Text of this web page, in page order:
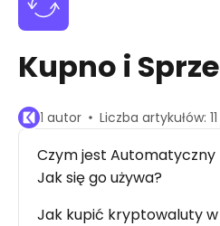
Kupno i
1 autor Liczba artykułów: 11
Czym jest Automatyczny
Jak się go używa?
Jak kupić kryptowaluty